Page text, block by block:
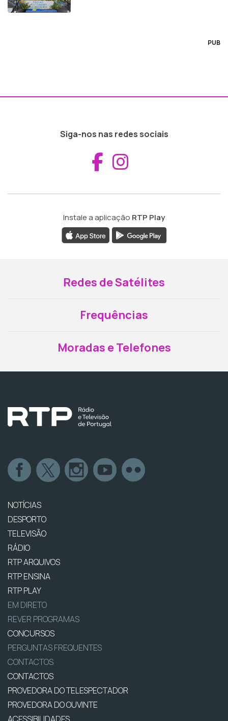
PUB
Siga-nos nas redes sociais
Aceder ao
Instale a aplicação RTP Play
Redes de Satélites
Frequências
Moradas e Telefones
NOTÍCIAS
DESPORTO
TELEVISÃO
RÁDIO
RTP ARQUIVOS
RTP ENSINA
RTP PLAY
EM DIRETO
REVER PROGRAMAS
CONCURSOS
PERGUNTAS FREQUENTES
CONTACTOS
CONTACTOS
PROVEDORA DO TELESPECTADOR
PROVEDORA DO OUVINTE